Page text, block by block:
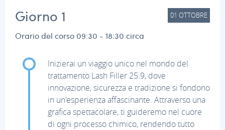
01 OTTOBRE
Giorno 1
Orario del corso 09:30 - 18:30 circa
Inizierai un viaggio unico nel mondo del
trattamento Lash Filler 25.9, dove
innovazione, sicurezza e tradizione si fondono
in un'esperienza affascinante. Attraverso una
grafica spettacolare, ti guideremo nel cuore
di ogni processo chimico, rendendo tutto